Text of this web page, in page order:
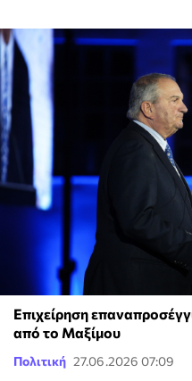
Επιχείρηση
από το Μαξίμου
Πολιτική 27.06.2026 07:09